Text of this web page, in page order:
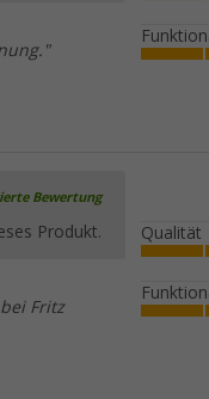
Bewertung
Produkt.
Fritz
Qualität